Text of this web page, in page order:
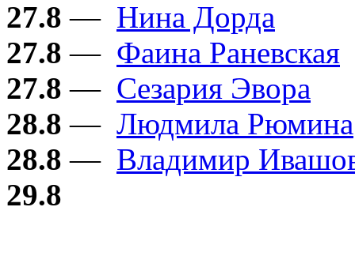
27.8 — Нина Дорда
27.8 — Фаина Раневская
27.8 — Сезария Эвора
28.8 — Людмила Рюмина
28.8 — Владимир
29.8